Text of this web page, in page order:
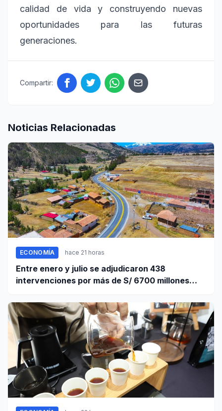
calidad de vida y construyendo nuevas
oportunidades para las futuras
generaciones.
Compartir:
Noticias Relacionadas
ECONOMÍA hace 21 horas
Entre enero y julio se adjudicaron 438
intervenciones por más de S/ 6700 millones